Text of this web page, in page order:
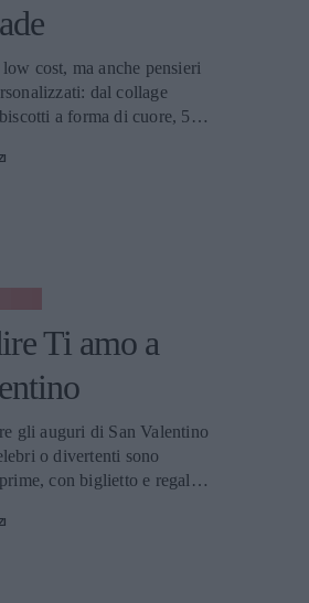
cost, ma anche pensieri
dal collage
a forma di cuore, 5
Ti amo a
gli auguri di San Valentino
o divertenti sono
con biglietto e regalo,